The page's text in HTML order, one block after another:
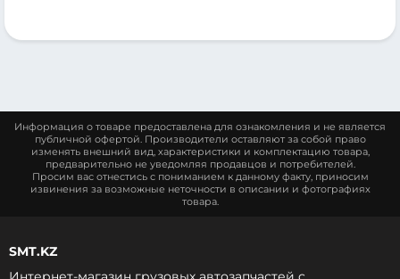
Информация о товаре предоставлена для ознакомления и не является
публичной офертой. Производители оставляют за собой право
изменять внешний вид, характеристики и комплектацию товара,
предварительно не уведомляя продавцов и потребителей.
Просим вас отнестись с пониманием к данному факту, приносим
извинения за возможные неточности в описании и фотографиях
товара.
SMT.KZ